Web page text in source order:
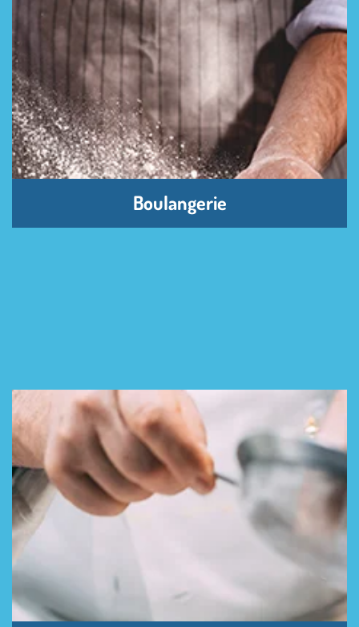
Boulangerie